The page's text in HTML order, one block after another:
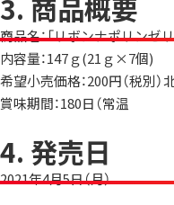
商品名：「リボンナポリンゼ
内容量：147ｇ(21ｇ×7個)
希望小売価格：200円（税別）
賞味期間：180日（常温
4. 発売日
2021年4月5日（月）